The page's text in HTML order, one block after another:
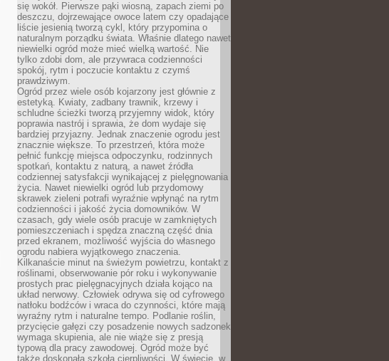
się wokół. Pierwsze pąki wiosną, zapach ziemi po
deszczu, dojrzewające owoce latem czy opadające
liście jesienią tworzą cykl, który przypomina o
naturalnym porządku świata. Właśnie dlatego nawet
niewielki ogród może mieć wielką wartość. Nie
tylko zdobi dom, ale przywraca codzienności
spokój, rytm i poczucie kontaktu z czymś
prawdziwym.
Ogród przez wiele osób kojarzony jest głównie z
estetyką. Kwiaty, zadbany trawnik, krzewy i
schludne ścieżki tworzą przyjemny widok, który
poprawia nastrój i sprawia, że dom wydaje się
bardziej przyjazny. Jednak znaczenie ogrodu jest
znacznie większe. To przestrzeń, która może
pełnić funkcję miejsca odpoczynku, rodzinnych
spotkań, kontaktu z naturą, a nawet źródła
codziennej satysfakcji wynikającej z pielęgnowania
życia. Nawet niewielki ogród lub przydomowy
skrawek zieleni potrafi wyraźnie wpłynąć na rytm
codzienności i jakość życia domowników. W
czasach, gdy wiele osób pracuje w zamkniętych
pomieszczeniach i spędza znaczną część dnia
przed ekranem, możliwość wyjścia do własnego
ogrodu nabiera wyjątkowego znaczenia.
Kilkanaście minut na świeżym powietrzu, kontakt z
roślinami, obserwowanie pór roku i wykonywanie
prostych prac pielęgnacyjnych działa kojąco na
układ nerwowy. Człowiek odrywa się od cyfrowego
natłoku bodźców i wraca do czynności, które mają
wyraźny rytm i naturalne tempo. Podlanie roślin,
przycięcie gałęzi czy posadzenie nowych sadzonek
wymaga skupienia, ale nie wiąże się z presją
typową dla pracy zawodowej. Ogród może być
także doskonałą szkołą cierpliwości. W świecie, w